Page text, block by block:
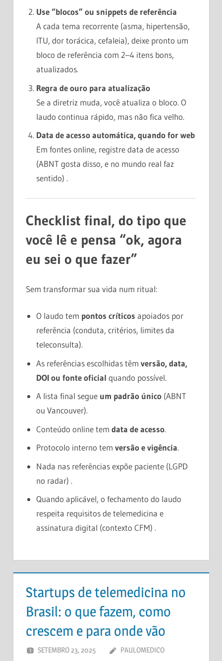
Use “blocos” ou snippets de referência
A cada tema recorrente (asma, hipertensão,
ITU, dor torácica, cefaleia), deixe pronto um
bloco de referência com 2–4 itens bons,
atualizados.
Regra de ouro para atualização
Se a diretriz muda, você atualiza o bloco. O
laudo continua rápido, mas não fica velho.
Data de acesso automática, quando for web
Em fontes online, registre data de acesso
(ABNT gosta disso, e no mundo real faz
sentido) .
Checklist final, do tipo que
você lê e pensa “ok, agora
eu sei o que fazer”
Sem transformar sua vida num ritual:
O laudo tem pontos críticos apoiados por
referência (conduta, critérios, limites da
teleconsulta).
As referências escolhidas têmversão, data,
DOI ou fonte oficial quando possível.
A lista final segue um padrão único (ABNT
ou Vancouver).
Conteúdo online temdata de acesso.
Protocolo interno temversão e vigência.
Nada nas referências expõe paciente (LGPD
no radar) .
Quando aplicável, o fechamento do laudo
respeita requisitos de telemedicina e
assinatura digital (contexto CFM) .
Startups de telemedicina no
Brasil: o que fazem, como
crescem e para onde vão
SETEMBRO 23, 2025 PAULOMEDICO